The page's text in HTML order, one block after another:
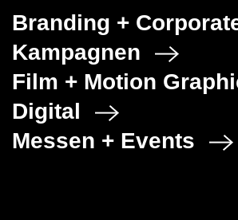
Branding +
Kampagnen
Film + Motion
Digital
Messen + Events